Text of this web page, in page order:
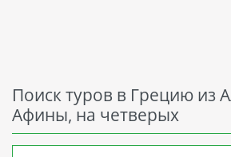
Поиск туров в Грецию из
Афины, на четверых